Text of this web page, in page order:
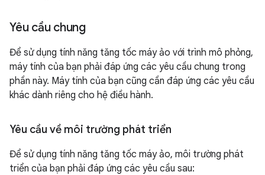
Yêu cầu chung
Để sử dụng tính năng tăng tốc máy ảo với trình mô phỏng,
máy tính của bạn phải đáp ứng các yêu cầu chung trong
phần này. Máy tính của bạn cũng cần đáp ứng các yêu cầu
khác dành riêng cho hệ điều hành.
Yêu cầu về môi trường phát triển
Để sử dụng tính năng tăng tốc máy ảo, môi trường phát
triển của bạn phải đáp ứng các yêu cầu sau: